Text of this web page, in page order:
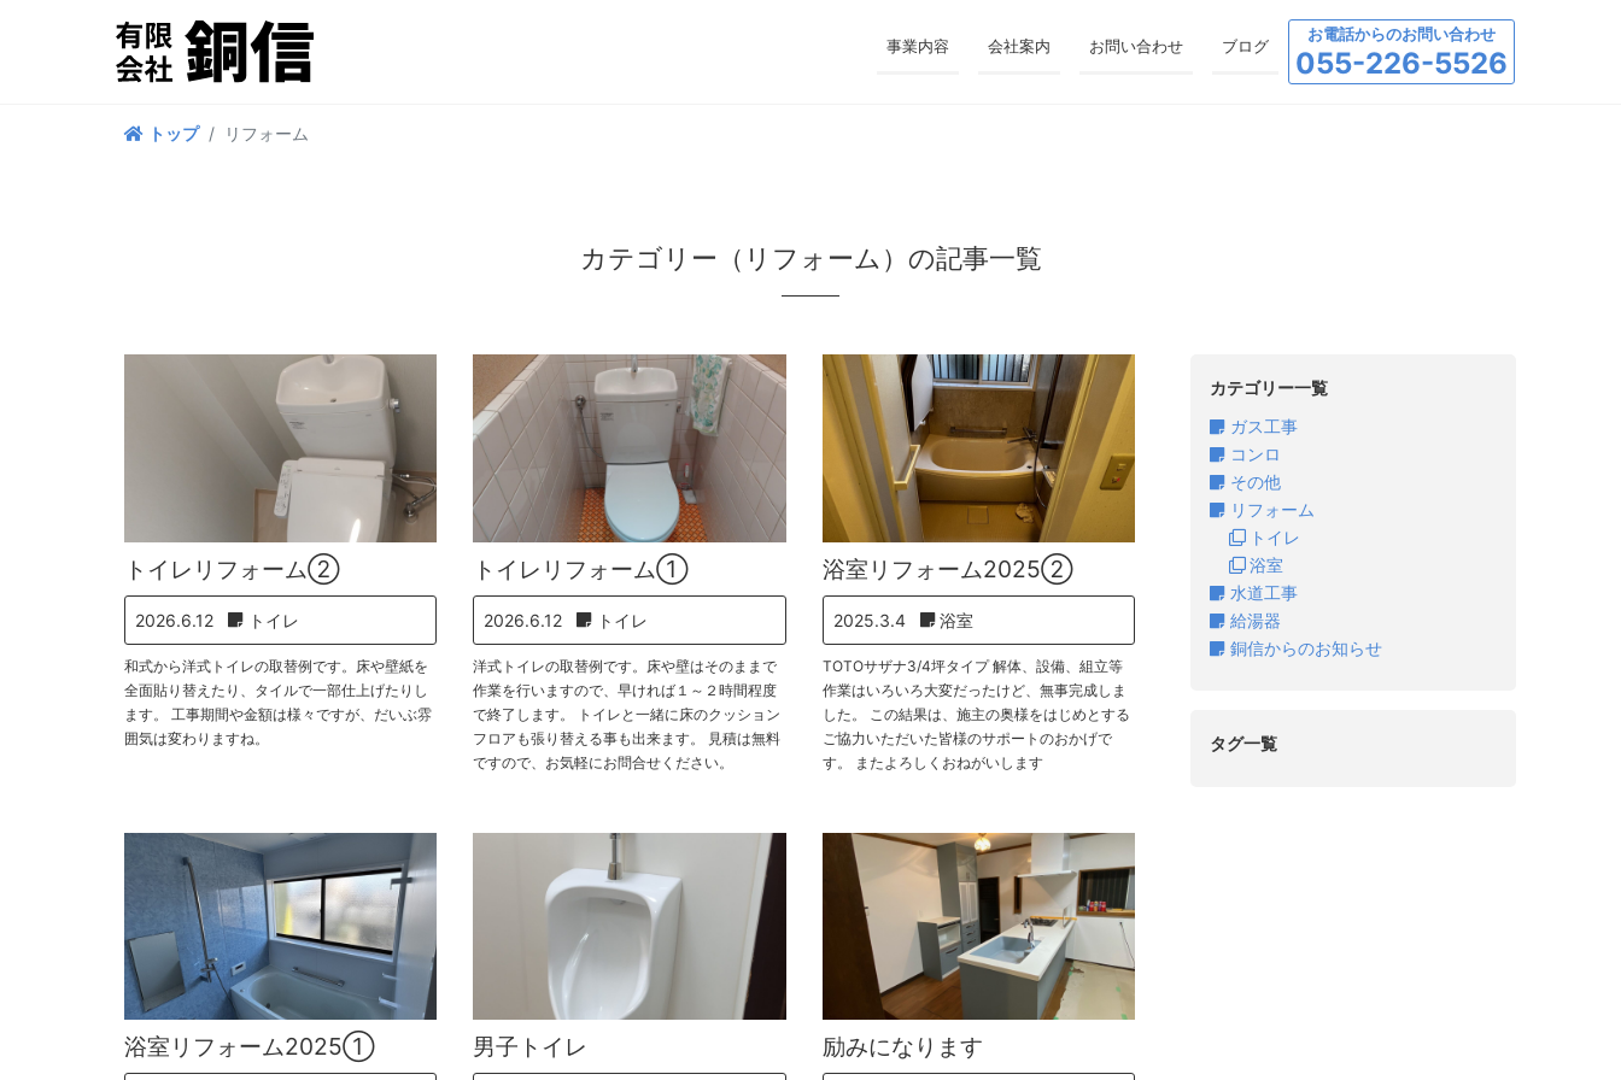
事業内容 会社案内 お問い合わせ ブログ
お電話からのお問い合わせ
055-226-5526
トップ リフォーム
カテゴリー（リフォーム）の記事一覧
トイレリフォーム②
2026.6.12 トイレ
和式から洋式トイレの取替例です。床や壁紙を
全面貼り替えたり、タイルで一部仕上げたりし
ます。 工事期間や金額は様々ですが、だいぶ雰
囲気は変わりますね。
トイレリフォーム①
2026.6.12 トイレ
洋式トイレの取替例です。床や壁はそのままで
作業を行いますので、早ければ１～２時間程度
で終了します。 トイレと一緒に床のクッション
フロアも張り替える事も出来ます。 見積は無料
ですので、お気軽にお問合せください。
浴室リフォーム2025②
2025.3.4 浴室
TOTOサザナ3/4坪タイプ 解体、設備、組立等
作業はいろいろ大変だったけど、無事完成しま
した。 この結果は、施主の奥様をはじめとする
ご協力いただいた皆様のサポートのおかげで
す。 またよろしくおねがいします
浴室リフォーム2025① 男子トイレ 励みになります
カテゴリー一覧
ガス工事
コンロ
その他
リフォーム
トイレ
浴室
水道工事
給湯器
銅信からのお知らせ
タグ一覧